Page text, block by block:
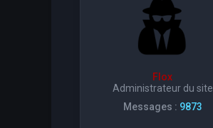
Flox
Administrateur du site
Messages : 9873